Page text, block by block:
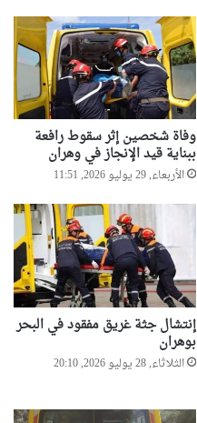
وفاة شخصين إثر سقوط رافعة
ببناية قيد الإنجاز في وهران
الأربعاء, 29 يوليو 2026, 11:51
إنتشال جثة غريق مفقود في البحر
بوهران
الثلاثاء, 28 يوليو 2026, 20:10